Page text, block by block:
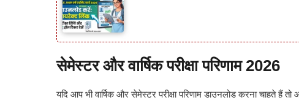
सेमेस्टर और वार्षिक परीक्षा परिणाम 2026
यदि आप भी वार्षिक और सेमेस्टर परीक्षा परिणाम डाउनलोड करना चाहते हैं